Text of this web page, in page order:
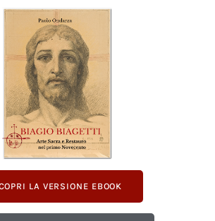
LA VERSIONE EBOOK